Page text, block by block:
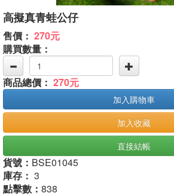
高擬真青蛙公仔
售價： 270元
購買數量：
商品總價： 270元
加入購物車
加入收藏
直接結帳
貨號： BSE01045
庫存： 3
點擊數： 838